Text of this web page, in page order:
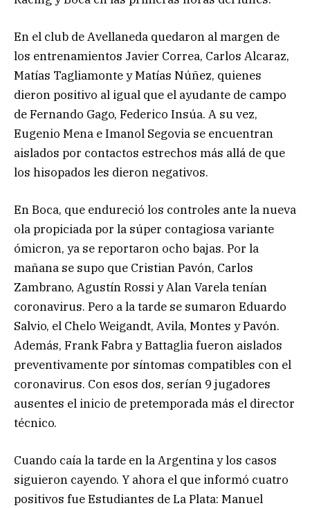
En el club de Avellaneda quedaron al margen de
los entrenamientos Javier Correa, Carlos Alcaraz,
Matías Tagliamonte y Matías Núñez, quienes
dieron positivo al igual que el ayudante de campo
de Fernando Gago, Federico Insúa. A su vez,
Eugenio Mena e Imanol Segovia se encuentran
aislados por contactos estrechos más allá de que
los hisopados les dieron negativos.
En Boca, que endureció los controles ante la nueva
ola propiciada por la súper contagiosa variante
ómicron, ya se reportaron ocho bajas. Por la
mañana se supo que Cristian Pavón, Carlos
Zambrano, Agustín Rossi y Alan Varela tenían
coronavirus. Pero a la tarde se sumaron Eduardo
Salvio, el Chelo Weigandt, Avila, Montes y Pavón.
Además, Frank Fabra y Battaglia fueron aislados
preventivamente por síntomas compatibles con el
coronavirus. Con esos dos, serían 9 jugadores
ausentes el inicio de pretemporada más el director
técnico.
Cuando caía la tarde en la Argentina y los casos
siguieron cayendo. Y ahora el que informó cuatro
positivos fue Estudiantes de La Plata: Manuel